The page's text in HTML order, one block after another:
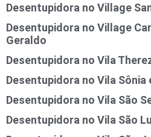
Desentupidora no Village
Desentupidora no Village
Geraldo
Desentupidora no Vila
Desentupidora no Vila Sônia
Desentupidora no Vila São
Desentupidora no Vila São